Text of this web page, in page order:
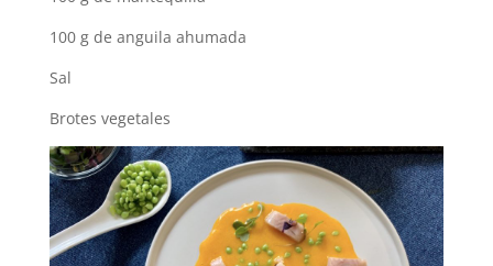
100 g de anguila ahumada
Sal
Brotes vegetales